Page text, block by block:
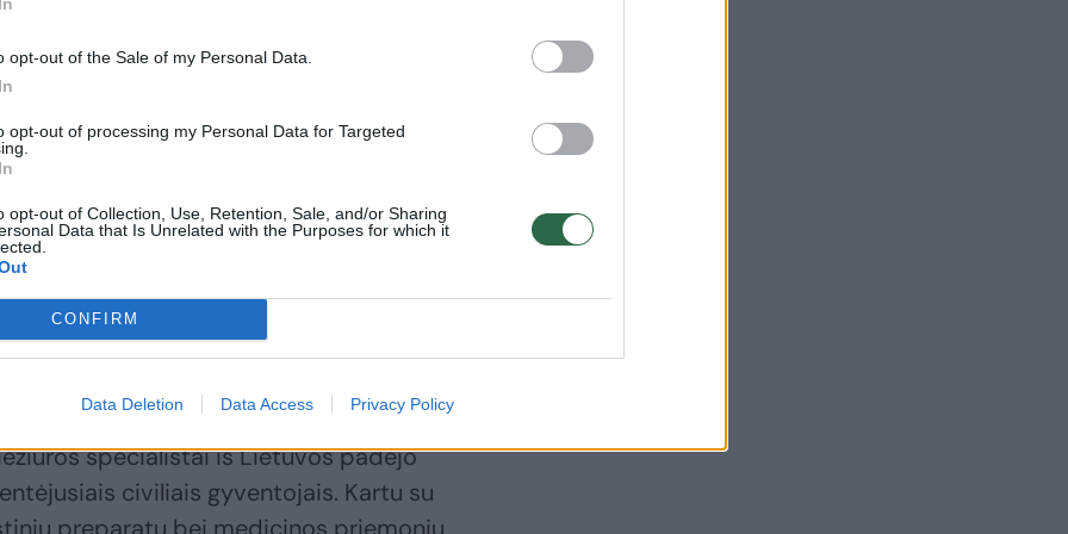
opt-out of the Sale of my Personal Data.
opt-out of processing my Personal Data for Targeted
opt-out of Collection, Use, Retention, Sale, and/or Sharing
Data that Is Unrelated with the Purposes for which it
CONFIRM
Data Deletion Data Access Privacy Policy
išvežta dar viena vaistinių
siunta už daugiau nei 250 tūkst.
išsiuntė humanitarinės pagalbos
atropino ampulių. Skirtos paramos vertė
SAM organizavo medikų misiją
specialistai iš Lietuvos padėjo
civiliais gyventojais. Kartu su